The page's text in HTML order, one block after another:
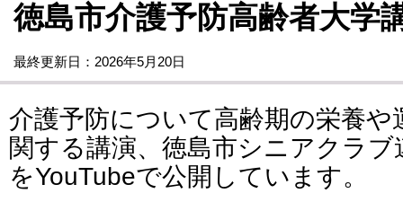
徳島市介護予防高齢者大学
最終更新日：2026年5月20日
介護予防について高齢期の栄養
関する講演、徳島市シニアクラ
をYouTubeで公開しています。